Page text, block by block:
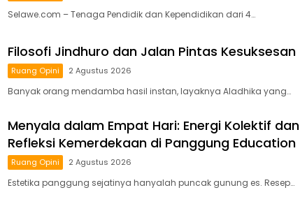
Selawe.com – Tenaga Pendidik dan Kependidikan dari 4…
Filosofi Jindhuro dan Jalan Pintas Kesuksesan
Ruang Opini 2 Agustus 2026
Banyak orang mendamba hasil instan, layaknya Aladhika yang…
Menyala dalam Empat Hari: Energi Kolektif dan
Refleksi Kemerdekaan di Panggung Education
Ruang Opini 2 Agustus 2026
Estetika panggung sejatinya hanyalah puncak gunung es. Resep…